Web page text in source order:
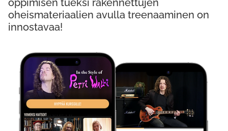
Kokeile Ilmaiseksi
oppimisen tueksi rakennettujen
oheismateriaalien avulla treenaaminen on
innostavaa!